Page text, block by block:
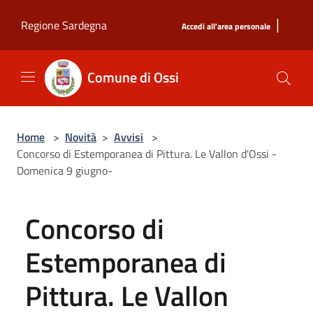
Regione Sardegna
Accedi all'area personale |
Comune di Ossi
Home > Novità > Avvisi >
Concorso di Estemporanea di Pittura. Le Vallon d'Ossi -
Domenica 9 giugno-
Concorso di
Estemporanea di
Pittura. Le Vallon